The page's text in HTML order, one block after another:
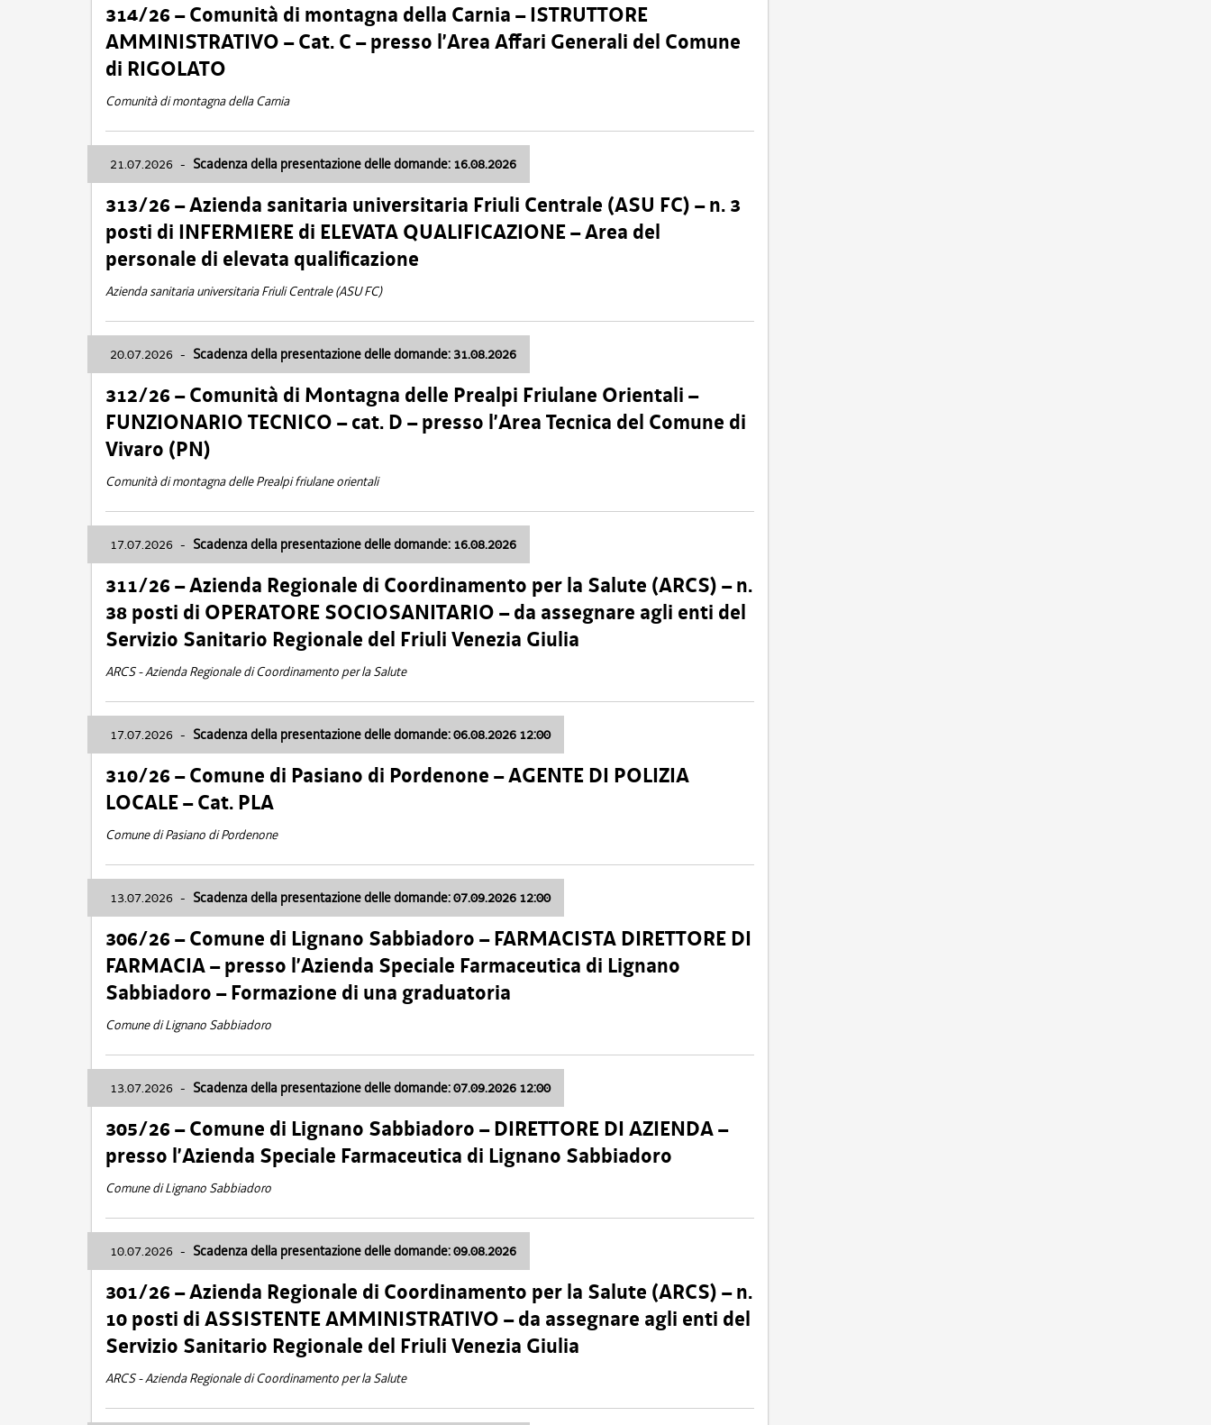
314/26 – Comunità di montagna della Carnia – ISTRUTTORE
AMMINISTRATIVO – Cat. C – presso l’Area Affari Generali del Comune
di RIGOLATO
Comunità di montagna della Carnia
21.07.2026 - Scadenza della presentazione delle domande: 16.08.2026
313/26 – Azienda sanitaria universitaria Friuli Centrale (ASU FC) – n. 3
posti di INFERMIERE di ELEVATA QUALIFICAZIONE – Area del
personale di elevata qualificazione
Azienda sanitaria universitaria Friuli Centrale (ASU FC)
20.07.2026 - Scadenza della presentazione delle domande: 31.08.2026
312/26 – Comunità di Montagna delle Prealpi Friulane Orientali –
FUNZIONARIO TECNICO – cat. D – presso l’Area Tecnica del Comune di
Vivaro (PN)
Comunità di montagna delle Prealpi friulane orientali
17.07.2026 - Scadenza della presentazione delle domande: 16.08.2026
311/26 – Azienda Regionale di Coordinamento per la Salute (ARCS) – n.
38 posti di OPERATORE SOCIOSANITARIO – da assegnare agli enti del
Servizio Sanitario Regionale del Friuli Venezia Giulia
ARCS - Azienda Regionale di Coordinamento per la Salute
17.07.2026 - Scadenza della presentazione delle domande: 06.08.2026 12:00
310/26 – Comune di Pasiano di Pordenone – AGENTE DI POLIZIA
LOCALE – Cat. PLA
Comune di Pasiano di Pordenone
13.07.2026 - Scadenza della presentazione delle domande: 07.09.2026 12:00
306/26 – Comune di Lignano Sabbiadoro – FARMACISTA DIRETTORE DI
FARMACIA – presso l’Azienda Speciale Farmaceutica di Lignano
Sabbiadoro – Formazione di una graduatoria
Comune di Lignano Sabbiadoro
13.07.2026 - Scadenza della presentazione delle domande: 07.09.2026 12:00
305/26 – Comune di Lignano Sabbiadoro – DIRETTORE DI AZIENDA –
presso l’Azienda Speciale Farmaceutica di Lignano Sabbiadoro
Comune di Lignano Sabbiadoro
10.07.2026 - Scadenza della presentazione delle domande: 09.08.2026
301/26 – Azienda Regionale di Coordinamento per la Salute (ARCS) – n.
10 posti di ASSISTENTE AMMINISTRATIVO – da assegnare agli enti del
Servizio Sanitario Regionale del Friuli Venezia Giulia
ARCS - Azienda Regionale di Coordinamento per la Salute